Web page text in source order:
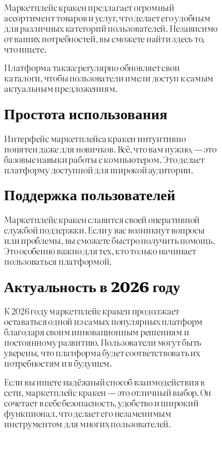
Маркетплейс кракен предлагает огромный
ассортимент товаров и услуг, что делает его удобным
для различных категорий пользователей. Независимо
от ваших потребностей, вы сможете найти здесь то,
что ищете.
Платформа также регулярно обновляет свои
каталоги, чтобы пользователи имели доступ к самым
актуальным предложениям.
Простота использования
Интерфейс маркетплейса кракен интуитивно
понятен даже для новичков. Всё, что вам нужно, — это
базовые навыки работы с компьютером. Это делает
платформу доступной для широкой аудитории.
Поддержка пользователей
Маркетплейс кракен славится своей оперативной
службой поддержки. Если у вас возникнут вопросы
или проблемы, вы сможете быстро получить помощь.
Это особенно важно для тех, кто только начинает
пользоваться платформой.
Актуальность в 2026 году
К 2026 году маркетплейс кракен продолжает
оставаться одной из самых популярных платформ
благодаря своим инновационным решениям и
постоянному развитию. Пользователи могут быть
уверены, что платформа будет соответствовать их
потребностям и в будущем.
Если вы ищете надёжный способ взаимодействия в
сети, маркетплейс кракен — это отличный выбор. Он
сочетает в себе безопасность, удобство и широкий
функционал, что делает его незаменимым
инструментом для многих пользователей.